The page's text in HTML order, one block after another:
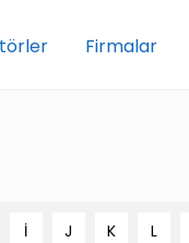
Firmalar
İ J K L